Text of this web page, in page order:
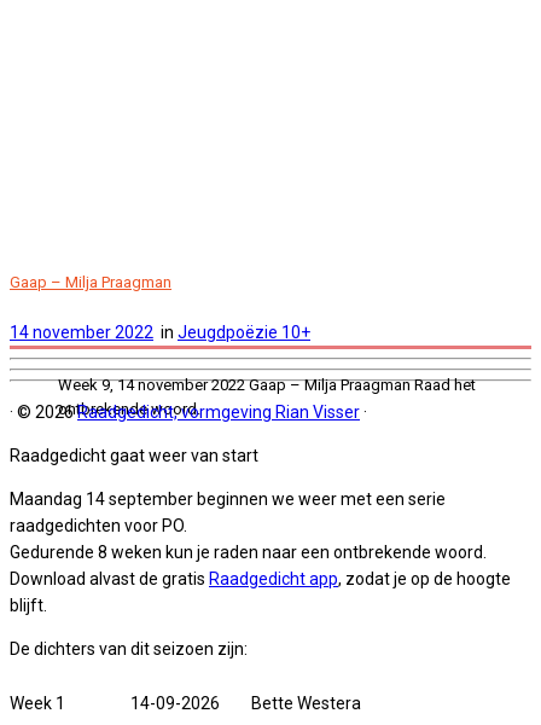
Week 9, 14 november 2022 Gaap – Milja Praagman Raad het
ontbrekende woord.
Gaap – Milja Praagman
14 november 2022 in Jeugdpoëzie 10+
· © 2026Raadgedicht, vormgeving Rian Visser·
Raadgedicht gaat weer van start
Maandag 14 september beginnen we weer met een serie
raadgedichten voor PO.
Gedurende 8 weken kun je raden naar een ontbrekende woord.
Download alvast de gratis Raadgedicht app, zodat je op de hoogte
blijft.
De dichters van dit seizoen zijn:
Week 1 14-09-2026 Bette Westera